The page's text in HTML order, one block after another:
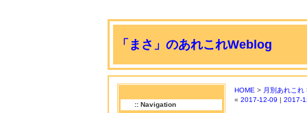
「まさ」のあれこれWeblog
:: Navigation
HOME > 月別あれこれ
« 2017-12-09 | 2017-